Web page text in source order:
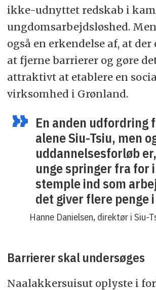
ikke-udnyttet redskab i
ungdomsarbejdsløshed.
også en erkendelse af, at
at fjerne barrierer og gøre
attraktivt at etablere en
virksomhed i Grønland.
En anden udfordring
alene Siu-Tsiu, men
uddannelsesforløb
unge springer fra for
stemple ind som
det giver flere penge
Hanne Danielsen, direktør i Siu-
Barrierer skal undersøges
Naalakkersuisut oplyste i